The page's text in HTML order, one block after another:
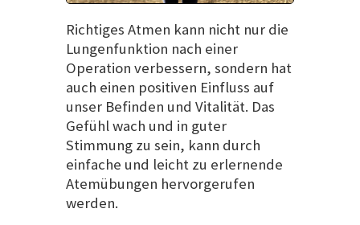
Richtiges Atmen kann nicht nur die
Lungenfunktion nach einer
Operation verbessern, sondern hat
auch einen positiven Einfluss auf
unser Befinden und Vitalität. Das
Gefühl wach und in guter
Stimmung zu sein, kann durch
einfache und leicht zu erlernende
Atemübungen hervorgerufen
werden.